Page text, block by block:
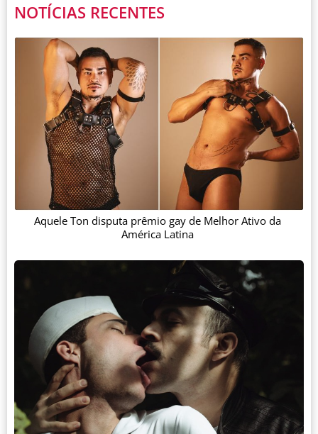
NOTÍCIAS RECENTES
Aquele Ton disputa prêmio gay de Melhor Ativo da
América Latina